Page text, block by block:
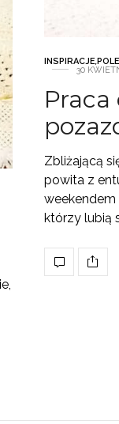
INSPIRACJE,
30
Praca
Zbliżającą
powita z
weekendem
którzy lubią